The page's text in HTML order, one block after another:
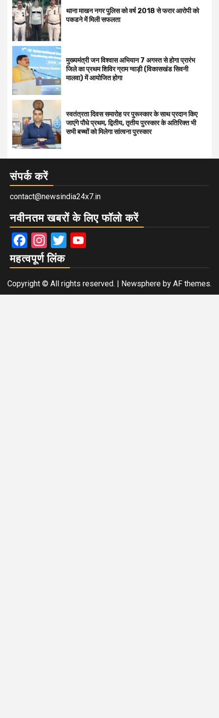
थाना माखन नगर पुलिस को वर्ष 2018 से फरार आरोपी को
पकडने में मिली सफलता
मुख्यमंत्री जन विश्वास अभियान 7 अगस्त से होगा प्रारंभ
जिले का प्रथम शिविर ग्राम ग्वाड़ी (विकासखंड सिवनी
मालवा) में आयोजित होगा
स्वतंत्रता दिवस समारोह पर पुरूस्‍कार के साथ प्रदान किए
जाएंगे पौधे प्रथम, द्वितीय, तृतीय पुरस्कार के अतिरिक्त भी
सभी बच्चों को मिलेगा सांत्वना पुरस्कार
संपर्क करें
contact@newsindia24x7.in
नवीनतम खबरों के लिए फॉलो करें
Facebook
Instagram
Twitter
महत्वपूर्ण लिंक
Copyright © All rights reserved. | Newsphere by AF themes.